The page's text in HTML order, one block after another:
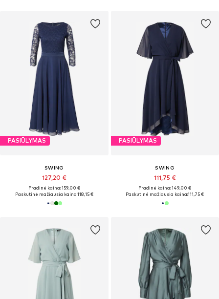
PASIŪLYMAS
SWING
127,20 €
Pradinė kaina: 159,00 €
Paskutinė mažiausia kaina:118,15 €
PASIŪLYMAS
SWING
111,75 €
Pradinė kaina: 149,00 €
Paskutinė mažiausia kaina:111,75 €